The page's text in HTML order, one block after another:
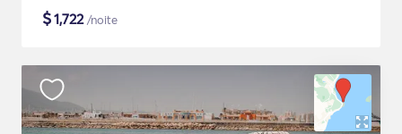
$1,722/noite